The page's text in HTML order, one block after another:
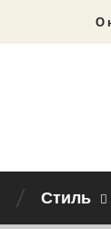
О
Стиль